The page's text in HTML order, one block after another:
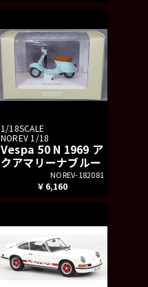
1/18SCALE
NOREV 1/18
Vespa 50 N 1969 ア
クアマリーナブルー
NOREV-182081
￥6,160